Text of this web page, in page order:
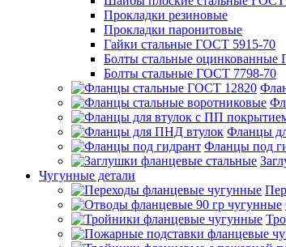
Прокладки резиновые
Прокладки паронитовые
Гайки стальные ГОСТ 5915-70
Болты стальные оцинкованные
Болты стальные ГОСТ 7798-70
Фланцы
Фланцы под
Чугунные детали